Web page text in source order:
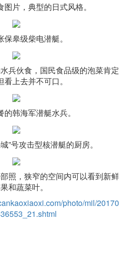
片，典型的日式风格。
皋级柴电潜艇。
兵伙食，国民食品级的泡菜肯定
上去并不可口。
韩海军潜艇水兵。
”号攻击型核潜艇的厨房。
照，狭窄的空间内可以看到新鲜
和蔬菜叶。
photo/mil/20170